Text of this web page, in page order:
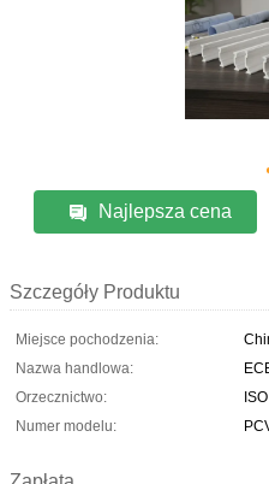
Najlepsza cena
Szczegóły Produktu
Miejsce pochodzenia:
Nazwa handlowa:
Orzecznictwo:
Numer modelu: